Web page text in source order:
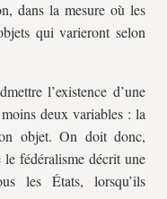
dans la mesure où les
qui varieront selon
l’existence d’une
deux variables : la
objet. On doit donc,
fédéralisme décrit une
les États, lorsqu’ils